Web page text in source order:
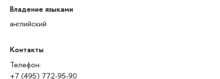
Владение языками
английский
Контакты
Телефон:
+7 (495) 772-95-90